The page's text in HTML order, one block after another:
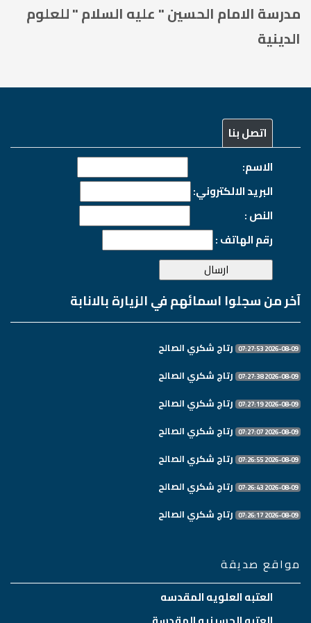
مدرسة الامام الحسين " عليه السلام " للعلوم
الدينية
اتصل بنا
الاسم:
البريد الالكتروني:
النص :
رقم الهاتف :
آخر من سجلوا اسمائهم في الزيارة بالانابة
2026-08-09 07:27:53 رتاج شكري الصالح
2026-08-09 07:27:38 رتاج شكري الصالح
2026-08-09 07:27:19 رتاج شكري الصالح
2026-08-09 07:27:07 رتاج شكري الصالح
2026-08-09 07:26:55 رتاج شكري الصالح
2026-08-09 07:26:43 رتاج شكري الصالح
2026-08-09 07:26:17 رتاج شكري الصالح
مواقع صديقة
العتبه العلويه المقدسه